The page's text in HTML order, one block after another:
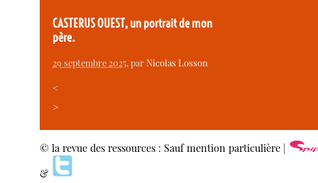
CASTERUS OUEST, un portrait de mon
père.
29 septembre 2025, parNicolas Losson
<
>
© la revue des ressources : Sauf mention particulière |
&